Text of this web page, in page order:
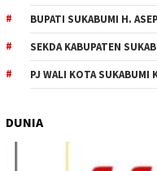
BUPATI SUKABUMI H.
SEKDA KABUPATEN
PJ WALI KOTA SUKABUMI
DUNIA